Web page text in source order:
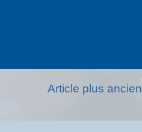
Article plus ancien